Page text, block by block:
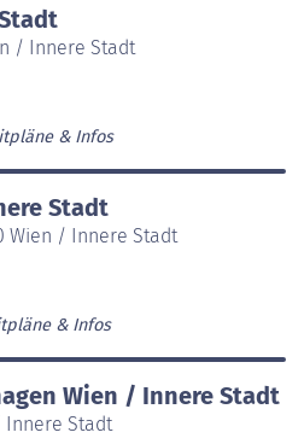
/ Innere Stadt
& Infos
Stadt
Wien / Innere Stadt
& Infos
Wien / Innere Stadt
Innere Stadt